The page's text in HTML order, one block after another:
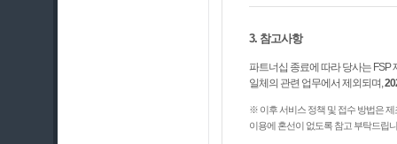
3. 참고사항
파트너십 종료에 따라 당사는 FSP
일체의 관련 업무에서 제외되며,
※ 이후 서비스 정책 및 접수 방법은
이용에 혼선이 없도록 참고 부탁드립